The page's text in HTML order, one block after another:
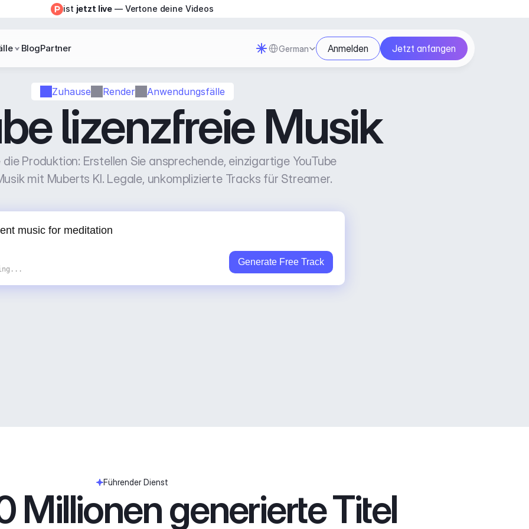
Zuhause Render Anwendungsfälle
lizenzfreie Musik
Produktion: Erstellen Sie ansprechende, einzigartige YouTube
mit Muberts KI. Legale, unkomplizierte Tracks für Streamer.
Generate Free Track
Führender Dienst
Millionen generierte Titel
ist jetzt live — Vertone deine Videos
BlogPartner Select Language
German Anmelden Jetzt anfangen